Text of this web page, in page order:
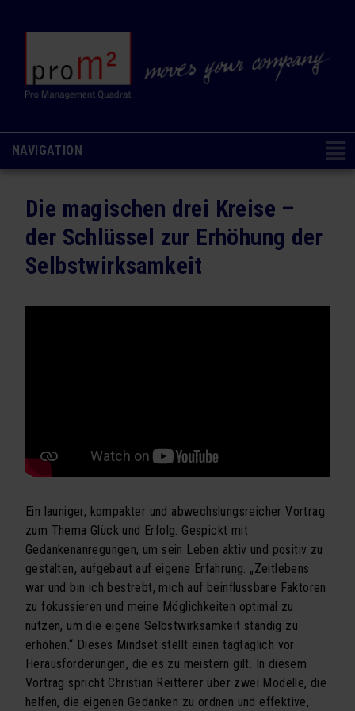
NAVIGATION
überspringen
Change Management
Organisations- & Kulturentwicklung
VORTRÄGE
Vortrag „Erhöhung der Resilienz und
Selbst@wirk.samkeit“
Vortrag „Ein Hoch auf uns! – der thematische Six-
Pack“
Vortrag „Die magischen drei Kreise – der
Schlüssel zur Erhöhung der Selbstwirksamkeit“
Vortrag „Effektiv kommunizieren – erfolgreich führen“
Die magischen drei Kreise –
der Schlüssel zur Erhöhung der
Selbstwirksamkeit
Ein launiger, kompakter und abwechslungsreicher Vortrag
zum Thema Glück und Erfolg. Gespickt mit
Gedankenanregungen, um sein Leben aktiv und positiv zu
gestalten, aufgebaut auf eigene Erfahrung. „Zeitlebens
war und bin ich bestrebt, mich auf beinflussbare Faktoren
zu fokussieren und meine Möglichkeiten optimal zu
nutzen, um die eigene Selbstwirksamkeit ständig zu
erhöhen.“ Dieses Mindset stellt einen tagtäglich vor
Herausforderungen, die es zu meistern gilt. In diesem
Vortrag spricht Christian Reitterer über zwei Modelle, die
helfen, die eigenen Gedanken zu ordnen und effektive,